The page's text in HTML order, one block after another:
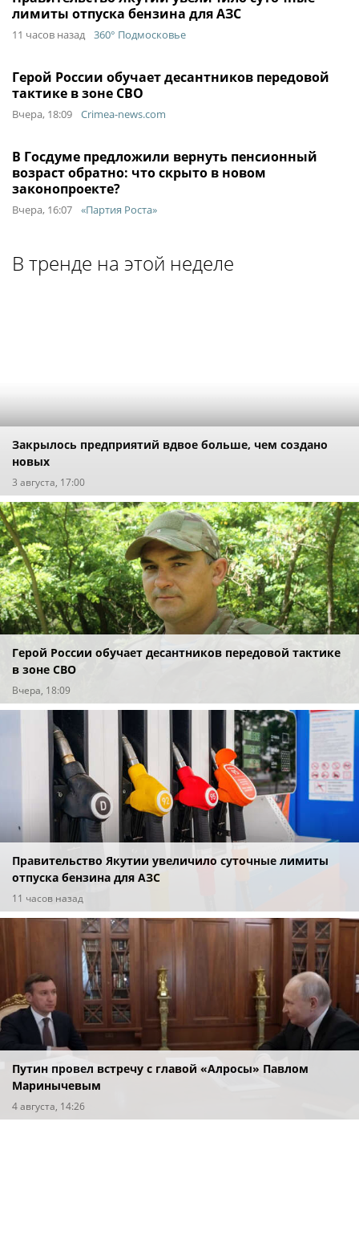
лимиты отпуска бензина для АЗС
11 часов назад 360° Подмосковье
Герой России обучает десантников передовой
тактике в зоне СВО
Вчера, 18:09 Crimea-news.com
В Госдуме предложили вернуть пенсионный
возраст обратно: что скрыто в новом
законопроекте?
Вчера, 16:07 «Партия Роста»
В тренде на этой неделе
Закрылось предприятий вдвое больше, чем создано
новых
3 августа, 17:00
Герой России обучает десантников передовой тактике
в зоне СВО
Вчера, 18:09
Правительство Якутии увеличило суточные лимиты
отпуска бензина для АЗС
11 часов назад
Путин провел встречу с главой «Алросы» Павлом
Маринычевым
4 августа, 14:26